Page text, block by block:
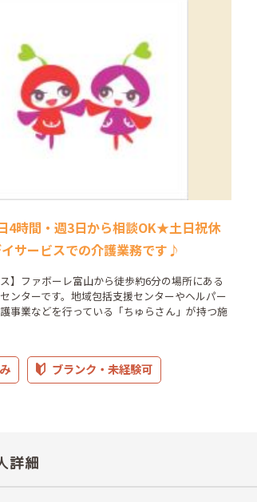
4時間・週3日から相談OK★土日祝休
サービスでの介護業務です♪
ス】ファボーレ富山から徒歩約6分の場所にある
ンターです。地域包括支援センターやヘルパー
事業などを行っている「ちゅらさん」が持つ施
ブランク・未経験可
詳細